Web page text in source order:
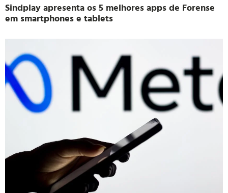
Sindplay apresenta os 5 melhores apps de Forense
em smartphones e tablets